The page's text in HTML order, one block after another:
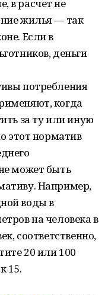
в расчет не
жилья — так
Если в
деньги
потребления
когда
за ту или иную
этот норматив
может быть
Например,
воды в
на человека в
соответственно,
20 или 100
15.